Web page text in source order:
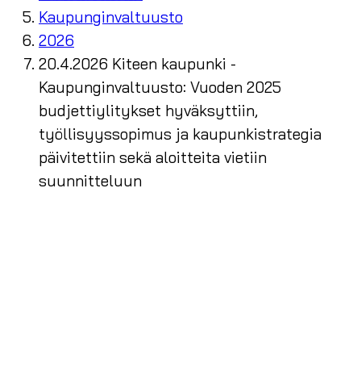
Kaupunginvaltuusto
2026
20.4.2026 Kiteen kaupunki -
Kaupunginvaltuusto: Vuoden 2025
budjettiylitykset hyväksyttiin,
työllisyyssopimus ja kaupunkistrategia
päivitettiin sekä aloitteita vietiin
suunnitteluun